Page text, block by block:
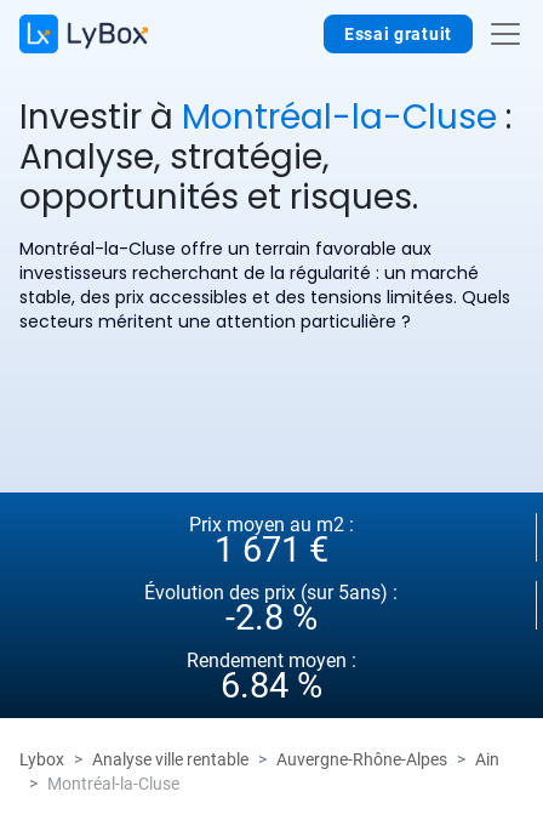
Essai gratuit
Investir à Montréal-la-Cluse :
Analyse, stratégie,
opportunités et risques.
Montréal-la-Cluse offre un terrain favorable aux
investisseurs recherchant de la régularité : un marché
stable, des prix accessibles et des tensions limitées. Quels
secteurs méritent une attention particulière ?
Prix moyen au m2 :
1 671 €
Évolution des prix (sur 5ans) :
-2.8 %
Rendement moyen :
6.84 %
Lybox Analyse ville rentable Auvergne-Rhône-Alpes
Ain
Montréal-la-Cluse